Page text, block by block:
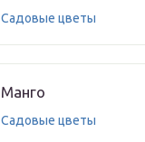
Садовые цветы
Манго
Садовые цветы